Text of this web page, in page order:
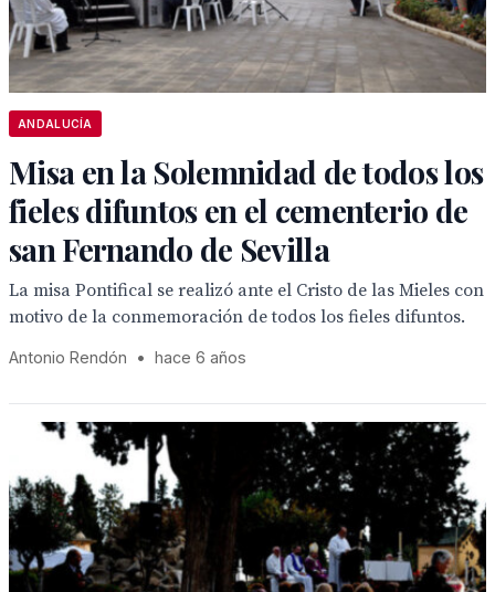
ANDALUCÍA
Misa en la Solemnidad de todos los
fieles difuntos en el cementerio de
san Fernando de Sevilla
La misa Pontifical se realizó ante el Cristo de las Mieles con
motivo de la conmemoración de todos los fieles difuntos.
Antonio Rendón • hace 6 años